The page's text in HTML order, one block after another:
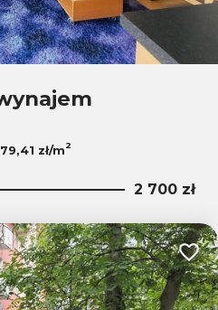
79,41 zł/m2
2 700 zł